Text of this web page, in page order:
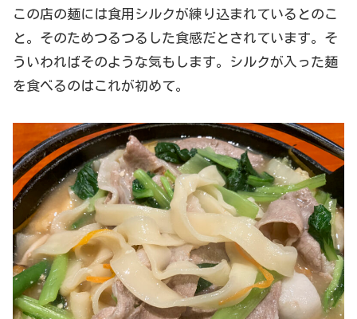
この店の麺には食用シルクが練り込まれているとのこ
と。そのためつるつるした食感だとされています。そ
ういわればそのような気もします。シルクが入った麺
を食べるのはこれが初めて。